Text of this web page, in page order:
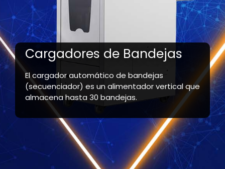
Cargadores de Bandejas
El cargador automático de bandejas
(secuenciador) es un alimentador vertical que
almacena hasta 30 bandejas.